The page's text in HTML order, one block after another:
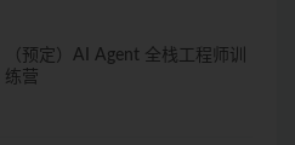
（预定）AI Agent 全栈工程师训
练营